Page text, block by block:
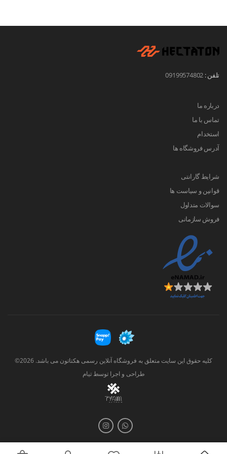
تلفن : 09199574802
درباره ما
تماس با ما
استخدام
آدرس فروشگاه ها
شرایط گارانتی
قوانین و سیاست ها
سوالات متداول
فروش سازمانی
کلیه حقوق این سایت متعلق به فروشگاه آنلاین رسمی هکتاتون می باشد. 2026©
طراحی و اجرا توسطتیام